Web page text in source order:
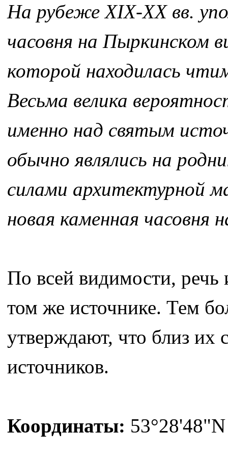
На рубеже XIX-XX вв.
часовня на Пыркинском
которой находилась
Весьма велика
именно над святым
обычно являлись на
силами архитектурной
новая каменная часовня
По всей видимости,
том же источнике. Тем
утверждают, что близ их
источников.
Координаты: